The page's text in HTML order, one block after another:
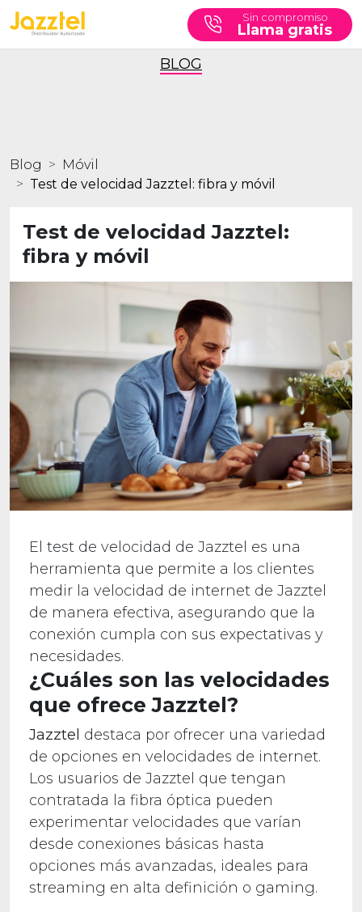
Sin compromiso
Llama gratis
BLOG
Blog
Móvil
Test de velocidad Jazztel: fibra y móvil
Test de velocidad Jazztel:
fibra y móvil
El test de velocidad de Jazztel es una
herramienta que permite a los clientes
medir la velocidad de internet de Jazztel
de manera efectiva, asegurando que la
conexión cumpla con sus expectativas y
necesidades.
¿Cuáles son las velocidades
que ofrece Jazztel?
Jazztel destaca por ofrecer una variedad
de opciones en velocidades de internet.
Los usuarios de Jazztel que tengan
contratada la fibra óptica pueden
experimentar velocidades que varían
desde conexiones básicas hasta
opciones más avanzadas, ideales para
streaming en alta definición o gaming.